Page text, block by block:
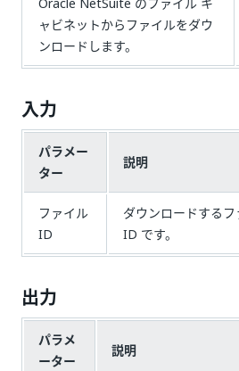
ャビネットからファイルをダウ
ンロードします。
入力
パラメー
ター
説明
ファイル
ID
ダウンロードする
ID です。
出力
パラメ
ーター
説明